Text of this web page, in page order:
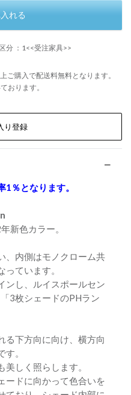
れる
分 ：1<<受注家具>>
ご購入で配送料無料となります。
おります。
り登録
％となります。
新色カラー。
、内側はモノクローム共
ています。
ンし、ルイスポールセン
3枚シェードのPHラン
る下方向に向け、横方向
。
しく照らします。
ードに向かって色合いを